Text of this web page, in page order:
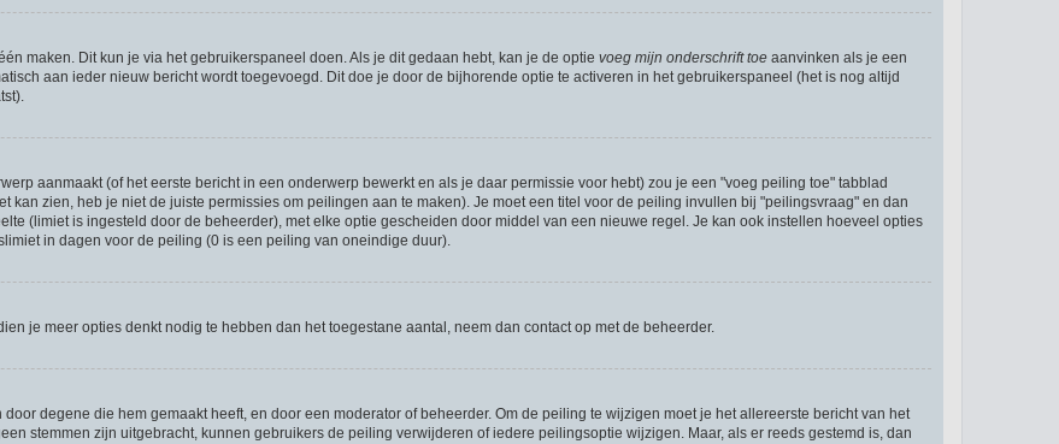
maken. Dit kun je via het gebruikerspaneel doen. Als je dit gedaan hebt, kan je de optie voeg mijn onderschrift toe aanvinken als je een
aan ieder nieuw bericht wordt toegevoegd. Dit doe je door de bijhorende optie te activeren in het gebruikerspaneel (het is nog altijd
aanmaakt (of het eerste bericht in een onderwerp bewerkt en als je daar permissie voor hebt) zou je een "voeg peiling toe" tabblad
kan zien, heb je niet de juiste permissies om peilingen aan te maken). Je moet een titel voor de peiling invullen bij "peilingsvraag" en dan
(limiet is ingesteld door de beheerder), met elke optie gescheiden door middel van een nieuwe regel. Je kan ook instellen hoeveel opties
in dagen voor de peiling (0 is een peiling van oneindige duur).
je meer opties denkt nodig te hebben dan het toegestane aantal, neem dan contact op met de beheerder.
degene die hem gemaakt heeft, en door een moderator of beheerder. Om de peiling te wijzigen moet je het allereerste bericht van het
stemmen zijn uitgebracht, kunnen gebruikers de peiling verwijderen of iedere peilingsoptie wijzigen. Maar, als er reeds gestemd is, dan